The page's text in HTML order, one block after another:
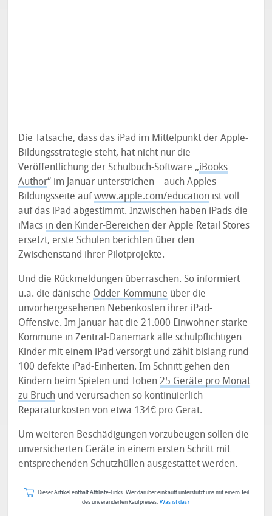
Die Tatsache, dass das iPad im Mittelpunkt der Apple-
Bildungsstrategie steht, hat nicht nur die
Veröffentlichung der Schulbuch-Software „iBooks
Author“ im Januar unterstrichen – auch Apples
Bildungsseite aufwww.apple.com/education ist voll
auf das iPad abgestimmt. Inzwischen haben iPads die
iMacs in den Kinder-Bereichen der Apple Retail Stores
ersetzt, erste Schulen berichten über den
Zwischenstand ihrer Pilotprojekte.
Und die Rückmeldungen überraschen. So informiert
u.a. die dänische Odder-Kommune über die
unvorhergesehenen Nebenkosten ihrer iPad-
Offensive. Im Januar hat die 21.000 Einwohner starke
Kommune in Zentral-Dänemark alle schulpflichtigen
Kinder mit einem iPad versorgt und zählt bislang rund
100 defekte iPad-Einheiten. Im Schnitt gehen den
Kindern beim Spielen und Toben25 Geräte pro Monat
zu Bruch und verursachen so kontinuierlich
Reparaturkosten von etwa 134€ pro Gerät.
Um weiteren Beschädigungen vorzubeugen sollen die
unversicherten Geräte in einem ersten Schritt mit
entsprechenden Schutzhüllen ausgestattet werden.
Dieser Artikel enthält Affiliate-Links. Wer darüber einkauft unterstützt uns mit einem Teil
des unveränderten Kaufpreises. Was ist das?